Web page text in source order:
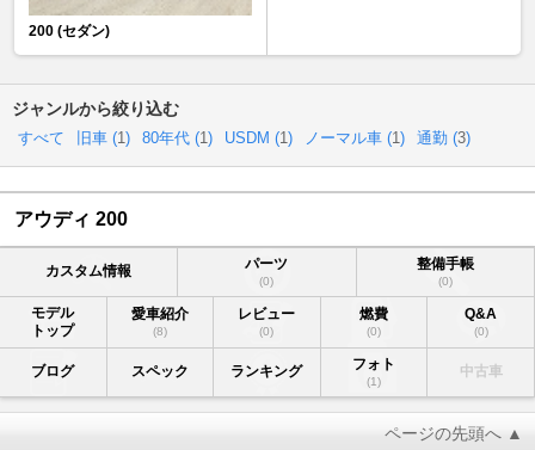
200 (セダン)
ジャンルから絞り込む
すべて 旧車 (1 ) 80年代 (1 ) USDM (1 ) ノーマル車 (1 ) 通勤 (3)
アウディ 200
カスタム情報 パーツ
(0)
整備手帳
(0)
モデル
トップ
愛車紹介
(8)
レビュー
(0)
燃費
(0)
Q&A
(0)
ブログ スペック ランキング フォト
(1)
中古車
ページの先頭へ ▲